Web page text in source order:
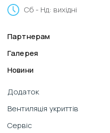
Сб - Нд: вихідні
Партнерам
Галерея
Новини
Додаток
Вентиляція укриттів
Сервіс